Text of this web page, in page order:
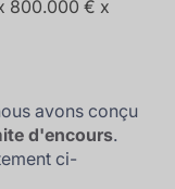
800.000 € x
avons conçu
d'encours.
ci-